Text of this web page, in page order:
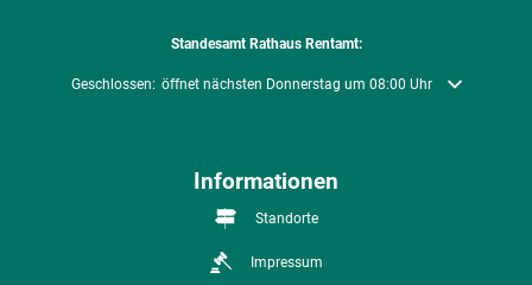
Standesamt Rathaus Rentamt:
Klicken, um weitere Öffnungs- oder Schließzeiten auszublenden
Geschlossen: öffnet nächsten Donnerstag um 08:00 Uhr
Informationen
Standorte
Impressum